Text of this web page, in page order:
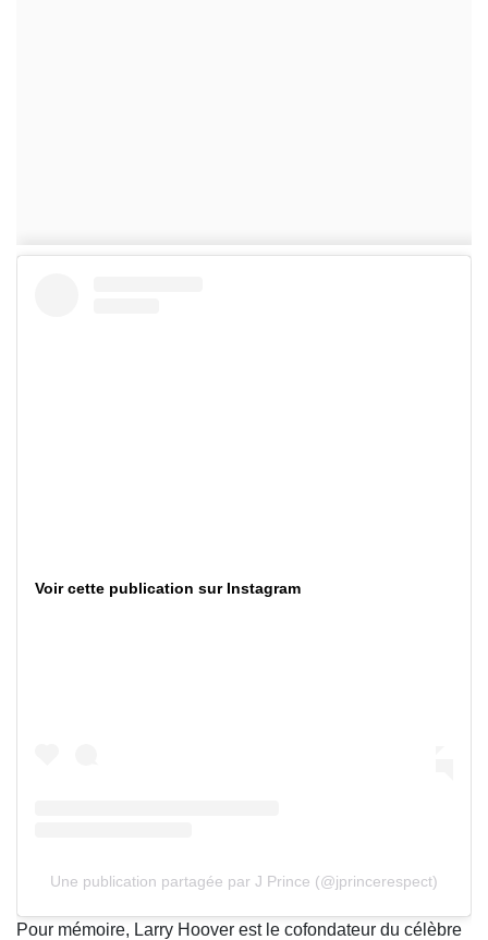
Voir cette publication sur Instagram
Une publication partagée par J Prince (@jprincerespect)
Pour mémoire, Larry Hoover est le cofondateur du célèbre